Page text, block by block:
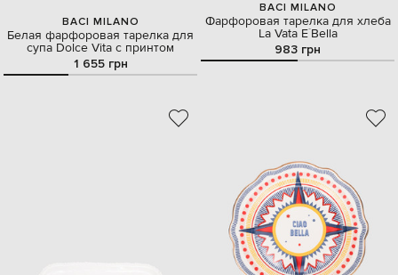
BACI MILANO
Белая фарфоровая тарелка для
супа Dolce Vita с принтом
1 655 грн
BACI MILANO
Фарфоровая тарелка для хлеба
La Vata E`Bella
983 грн